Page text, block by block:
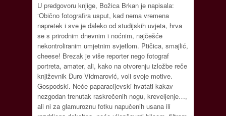
U predgovoru knjige, Božica Brkan je napisala:
‘Obično fotografira usput, kad nema vremena
napretek i sve je daleko od studijskih uvjeta, hrva
se s prirodnim dnevnim i noćnim, najčešće
nekontroliranim umjetnim svjetlom. Ptičica, smajlić,
cheese! Brezak je više reporter nego fotograf
portreta, amater, ali, kako na otvorenju izložbe reče
književnik Đuro Vidmarović, voli svoje motive.
Gospodski. Neće paparacijevski hvatati kakav
nezgodan trenutak raskrečenih nogu, kreveljenje…,
ali ni za glamuroznu fotku napučenih usana ili